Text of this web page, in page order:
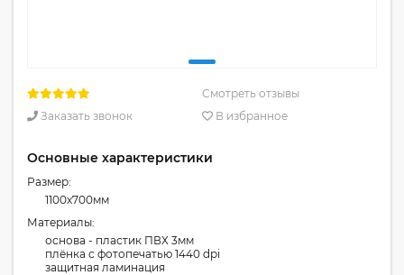
Смотреть отзывы
Заказать звонок
В избранное
Основные характеристики
Размер:
1100x700мм
Материалы:
основа - пластик ПВХ 3мм
плёнка с фотопечатью 1440 dpi
защитная ламинация